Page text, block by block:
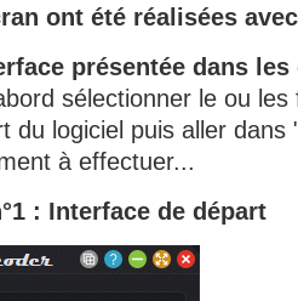
ont été réalisées
présentée dans les
sélectionner le ou
du logiciel puis aller
à effectuer...
: Interface de départ